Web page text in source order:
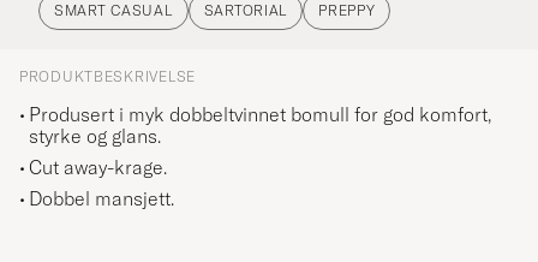
SMART CASUAL SARTORIAL PREPPY
PRODUKTBESKRIVELSE
Produsert i myk dobbeltvinnet bomull for god komfort,
styrke og glans.
Cut away-krage.
Dobbel mansjett.